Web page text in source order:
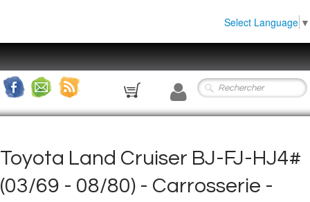
Select Language ▼
Toyota Land Cruiser BJ-FJ-HJ4#
(03/69 - 08/80) - Carrosserie -